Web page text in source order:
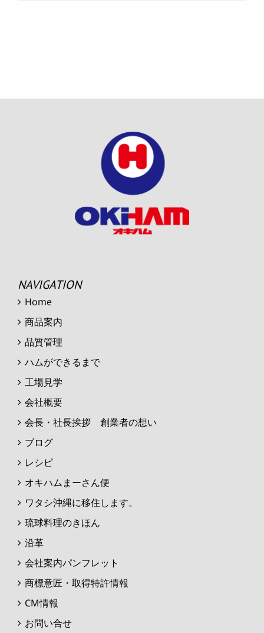
NAVIGATION
Home
商品案内
品質管理
ハムができるまで
工場見学
会社概要
会長・社長挨拶 創業者の想い
ブログ
レシピ
オキハムまーさん便
ワタシ沖縄に移住します。
琉球料理のきほん
沿革
会社案内パンフレット
商標意匠・取得特許情報
CM情報
お問い合せ